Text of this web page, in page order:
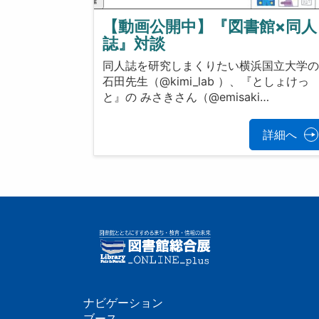
【動画公開中】『図書館×同人
誌』対談
同人誌を研究しまくりたい横浜国立大学の
石田先生（@kimi_lab ）、『としょけっ
と』の みさきさん（@emisaki…
詳細へ
ナビゲーション